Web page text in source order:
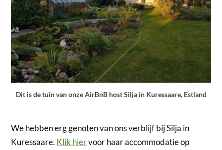
Dit is de tuin van onze AirBnB host Silja in Kuressaare, Estland
We hebben erg genoten van ons verblijf bij Silja in
Kuressaare. Klik hiervoor haar accommodatie op